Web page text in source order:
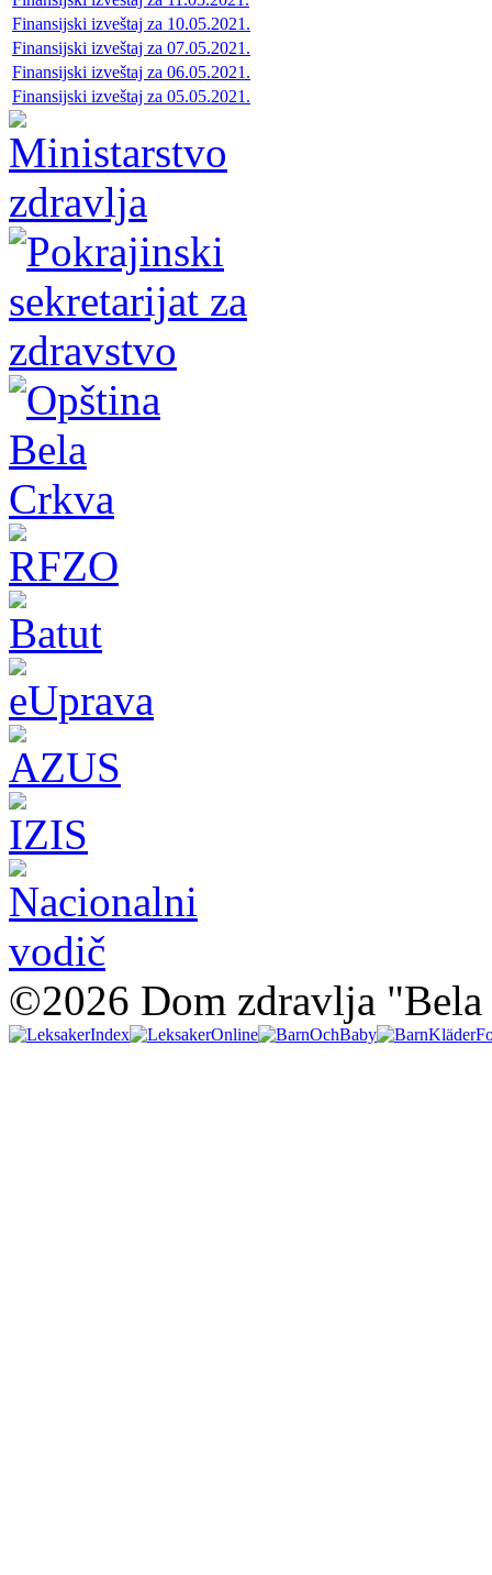
Finansijski izveštaj za 10.05.2021.
Finansijski izveštaj za 07.05.2021.
Finansijski izveštaj za 06.05.2021.
Finansijski izveštaj za 05.05.2021.
©2026 Dom zdravlja